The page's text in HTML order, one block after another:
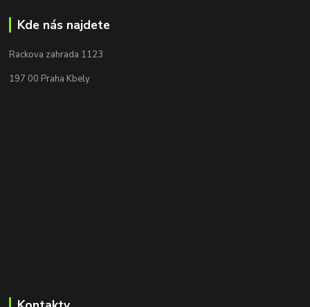
Kde nás najdete
Rackova zahrada 1123
197 00 Praha Kbely